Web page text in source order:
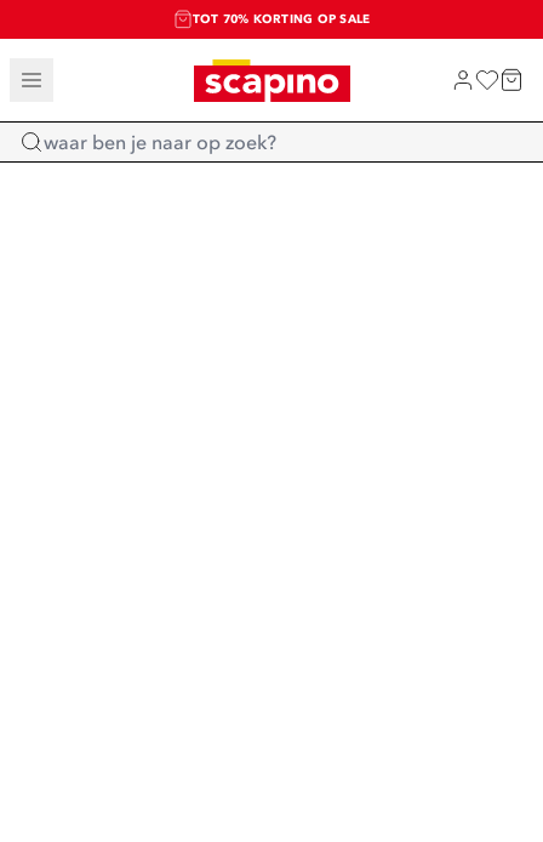
TOT 70% KORTING OP SALE
SALE: LAATSTE KANS!
SHOP NIEUW
Home